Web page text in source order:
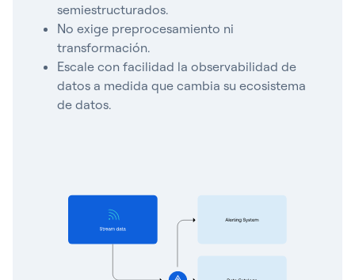
semiestructurados.
No exige preprocesamiento ni
transformación.
Escale con facilidad la observabilidad de
datos a medida que cambia su ecosistema
de datos.